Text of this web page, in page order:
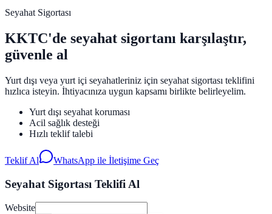
Seyahat Sigortası
KKTC'de seyahat sigortanı karşılaştır,
güvenle al
Yurt dışı veya yurt içi seyahatleriniz için seyahat sigortası teklifini
hızlıca isteyin. İhtiyacınıza uygun kapsamı birlikte belirleyelim.
Yurt dışı seyahat koruması
Acil sağlık desteği
Hızlı teklif talebi
Teklif Al WhatsApp ile İletişime Geç
Seyahat Sigortası Teklifi Al
Website